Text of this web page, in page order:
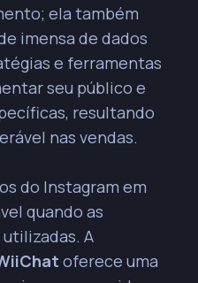
ela também
imensa de dados
e ferramentas
seu público e
resultando
nas vendas.
do Instagram em
quando as
A
oferece uma